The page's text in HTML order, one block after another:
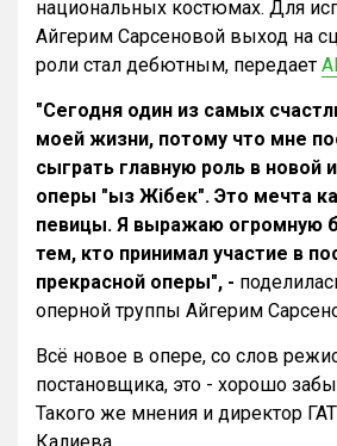
национальных костюмах. Для
Айгерим Сарсеновой выход на
роли стал дебютным, передает
"Сегодня один из самых
моей жизни, потому что мне
сыграть главную роль в новой
оперы "Қыз Жібек". Это мечта
певицы. Я выражаю огромную
тем, кто принимал участие в
прекрасной оперы", -
оперной труппы Айгерим
Всё новое в опере, со слов
постановщика, это - хорошо
Такого же мнения и директор